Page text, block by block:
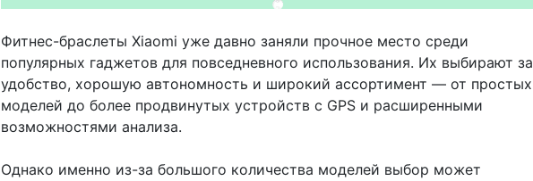
Фитнес-браслеты Xiaomi уже давно заняли прочное место среди
популярных гаджетов для повседневного использования. Их выбирают за
удобство, хорошую автономность и широкий ассортимент — от простых
моделей до более продвинутых устройств с GPS и расширенными
возможностями анализа.
Однако именно из-за большого количества моделей выбор может